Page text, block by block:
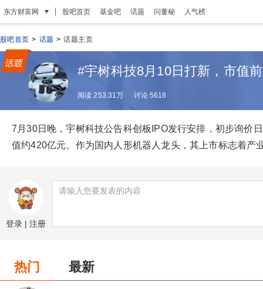
东方财富网 | 股吧首页 基金吧 话题 问董秘 人气榜
股吧首页 > 话题 > 话题主页
#宇树科技8月10日打新，市值
阅读 253.31万 讨论 5618
7月30日晚，宇树科技公告科创板IPO发行安排，初步询价
值约420亿元。作为国内人形机器人龙头，其上市标志着
登录 | 注册
热门 最新